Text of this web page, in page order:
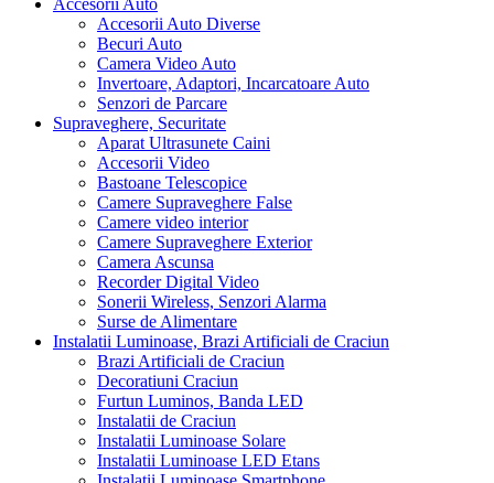
Accesorii Auto
Accesorii Auto Diverse
Becuri Auto
Camera Video Auto
Invertoare, Adaptori, Incarcatoare Auto
Senzori de Parcare
Supraveghere, Securitate
Aparat Ultrasunete Caini
Accesorii Video
Bastoane Telescopice
Camere Supraveghere False
Camere video interior
Camere Supraveghere Exterior
Camera Ascunsa
Recorder Digital Video
Sonerii Wireless, Senzori Alarma
Surse de Alimentare
Instalatii Luminoase, Brazi Artificiali de Craciun
Brazi Artificiali de Craciun
Decoratiuni Craciun
Furtun Luminos, Banda LED
Instalatii de Craciun
Instalatii Luminoase Solare
Instalatii Luminoase LED Etans